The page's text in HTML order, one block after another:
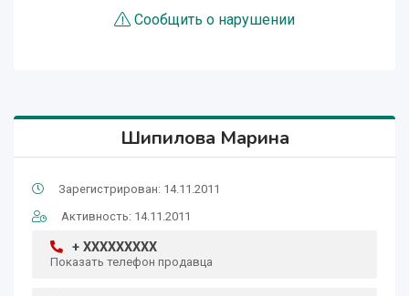
Сообщить о нарушении
Шипилова Марина
Зарегистрирован: 14.11.2011
Активность: 14.11.2011
+ XXXXXXXXX
Показать телефон продавца